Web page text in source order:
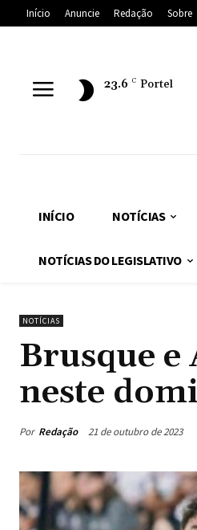
Início Anuncie Redação Sobre
23.6 C Portel
INÍCIO NOTÍCIAS
NOTÍCIAS DO LEGISLATIVO
NOTÍCIAS
Brusque e
neste
Por Redação 21 de outubro de 2023